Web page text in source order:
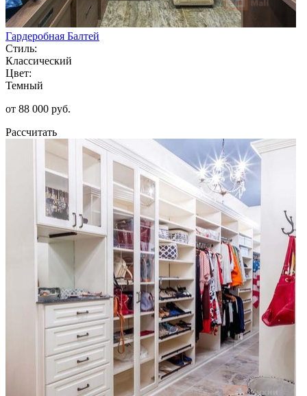
Гардеробная Балтей
Стиль:
Классический
Цвет:
Темный
от 88 000 руб.
Рассчитать